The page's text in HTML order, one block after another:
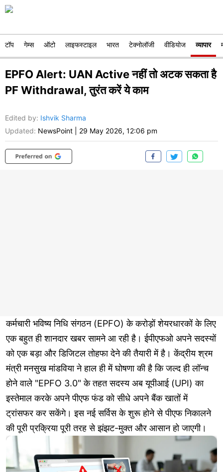
टॉप गेम्स ऑटो लाइफस्टाइल भारत टेक्नोलॉजी वीडियोज व्यापार
EPFO Alert: UAN Active नहीं तो अटक सकता है
PF Withdrawal, तुरंत करें ये काम
Edited by: Ishvik Sharma
Updated: NewsPoint 29 May 2026, 12:06 pm
कर्मचारी भविष्य निधि संगठन (EPFO) के करोड़ों शेयरधारकों के लिए
एक बहुत ही शानदार खबर सामने आ रही है। ईपीएफओ अपने सदस्यों
को एक बड़ा और डिजिटल तोहफा देने की तैयारी में है। केंद्रीय श्रम
मंत्री मनसुख मांडविया ने हाल ही में घोषणा की है कि जल्द ही लॉन्च
होने वाले "EPFO 3.0" के तहत सदस्य अब यूपीआई (UPI) का
इस्तेमाल करके अपने पीएफ फंड को सीधे अपने बैंक खातों में
ट्रांसफर कर सकेंगे। इस नई सर्विस के शुरू होने से पीएफ निकालने
की पूरी प्रक्रिया पूरी तरह से झंझट-मुक्त और आसान हो जाएगी।